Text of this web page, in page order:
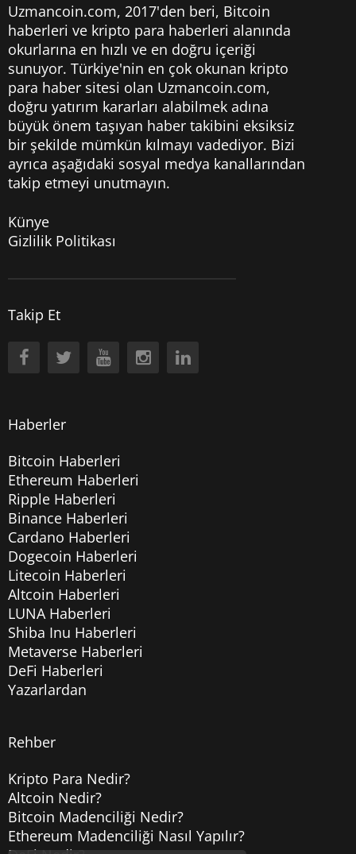
Uzmancoin.com, 2017'den beri, Bitcoin
haberleri ve kripto para haberleri alanında
okurlarına en hızlı ve en doğru içeriği
sunuyor. Türkiye'nin en çok okunan kripto
para haber sitesi olan Uzmancoin.com,
doğru yatırım kararları alabilmek adına
büyük önem taşıyan haber takibini eksiksiz
bir şekilde mümkün kılmayı vadediyor. Bizi
ayrıca aşağıdaki sosyal medya kanallarından
takip etmeyi unutmayın.
Künye
Gizlilik Politikası
Takip Et
Haberler
Bitcoin Haberleri
Ethereum Haberleri
Ripple Haberleri
Binance Haberleri
Cardano Haberleri
Dogecoin Haberleri
Litecoin Haberleri
Altcoin Haberleri
LUNA Haberleri
Shiba Inu Haberleri
Metaverse Haberleri
DeFi Haberleri
Yazarlardan
Rehber
Kripto Para Nedir?
Altcoin Nedir?
Bitcoin Madenciliği Nedir?
Ethereum Madenciliği Nasıl Yapılır?